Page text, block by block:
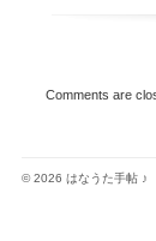
Comments are
© 2026 はなうた手帖 ♪